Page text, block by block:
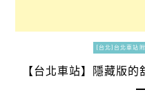
[台北]台北車站
【台北車站】隱藏版